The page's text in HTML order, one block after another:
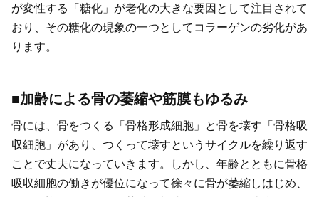
が変性する「糖化」が老化の大きな要因として注目されて
おり、その糖化の現象の一つとしてコラーゲンの劣化があ
ります。
■加齢による骨の萎縮や筋膜もゆるみ
骨には、骨をつくる「骨格形成細胞」と骨を壊す「骨格吸
収細胞」があり、つくって壊すというサイクルを繰り返す
ことで丈夫になっていきます。しかし、年齢とともに骨格
吸収細胞の働きが優位になって徐々に骨が萎縮しはじめ、